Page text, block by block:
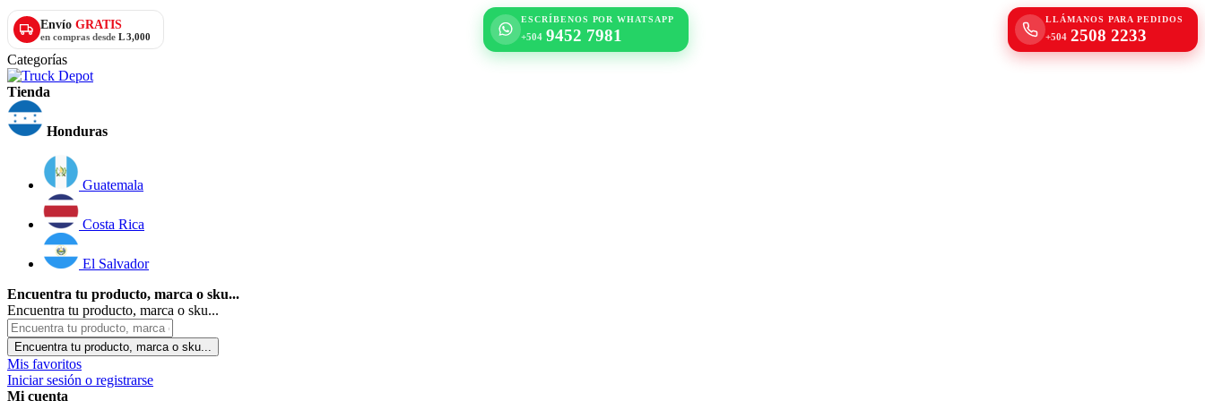
Envío GRATIS
en compras desde L 3,000
ESCRÍBENOS POR WHATSAPP
+504 9452 7981
LLÁMANOS PARA PEDIDOS
+504 2508 2233
Categorías
Tienda
Honduras
Guatemala
Costa Rica
El Salvador
Encuentra tu producto, marca o sku...
Encuentra tu producto, marca o sku...
Encuentra tu producto, marca o sku...
Mis favoritos
Iniciar sesión o registrarse
Mi cuenta